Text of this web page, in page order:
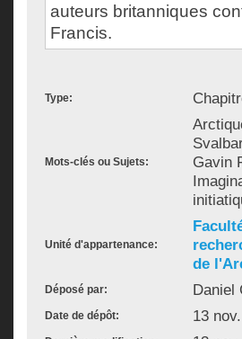
auteurs britanniques
Francis.
Type:
Mots-clés ou Sujets:
Gavin
Unité d'appartenance:
de
Déposé par: Daniel
Date de dépôt: 13